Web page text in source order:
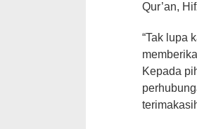
Qur’an,
“Tak lupa
Kepada